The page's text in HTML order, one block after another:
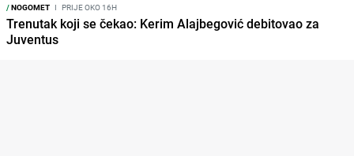
/NOGOMET I PRIJE OKO 16H
Trenutak koji se čekao: Kerim Alajbegović debitovao za
Juventus